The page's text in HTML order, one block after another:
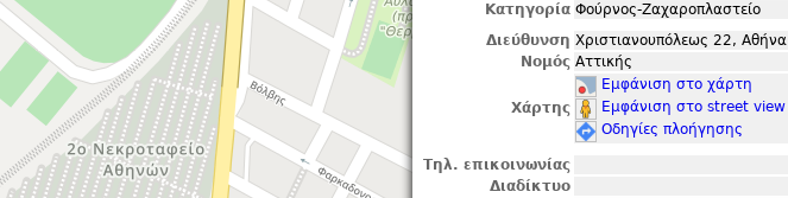
Κατηγορία Φούρνος-Ζαχαροπλαστείο
Διεύθυνση Χριστιανουπόλεως 22, Αθήνα
Νομός Αττικής
Χάρτης
Εμφάνιση στο χάρτη
Εμφάνιση στο street view
Οδηγίες πλοήγησης
Τηλ. επικοινωνίας
Διαδίκτυο